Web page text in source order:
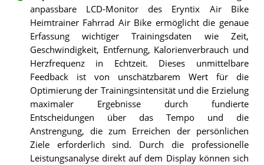
anpassbare LCD-Monitor des Eryntix Air Bike
Heimtrainer Fahrrad Air Bike ermöglicht die genaue
Erfassung wichtiger Trainingsdaten wie Zeit,
Geschwindigkeit, Entfernung, Kalorienverbrauch und
Herzfrequenz in Echtzeit. Dieses unmittelbare
Feedback ist von unschätzbarem Wert für die
Optimierung der Trainingsintensität und die Erzielung
maximaler Ergebnisse durch fundierte
Entscheidungen über das Tempo und die
Anstrengung, die zum Erreichen der persönlichen
Ziele erforderlich sind. Durch die professionelle
Leistungsanalyse direkt auf dem Display können sich